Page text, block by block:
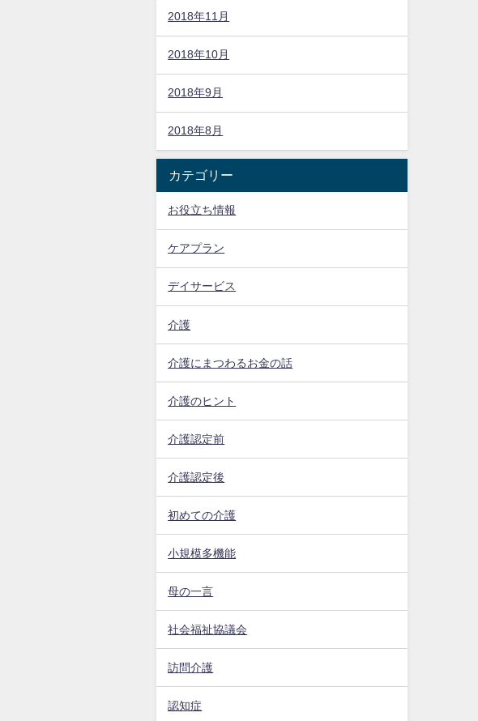
2018年11月
2018年10月
2018年9月
2018年8月
カテゴリー
お役立ち情報
ケアプラン
デイサービス
介護
介護にまつわるお金の話
介護のヒント
介護認定前
介護認定後
初めての介護
小規模多機能
母の一言
社会福祉協議会
訪問介護
認知症